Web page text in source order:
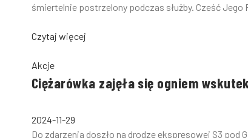
śmiertelnie postrzelony podczas służby. Cześć Jego
Czytaj więcej
Akcje
Ciężarówka zajęła się ogniem
2024-11-29
Do zdarzenia doszło na drodze ekspresowej S3